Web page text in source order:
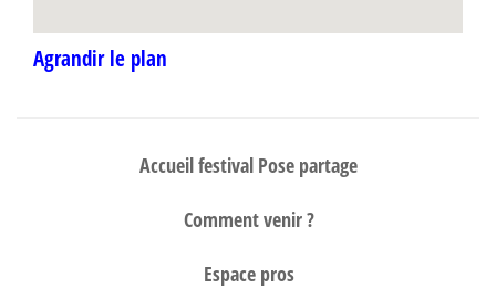
Agrandir le plan
Accueil festival Pose partage
Comment venir ?
Espace pros